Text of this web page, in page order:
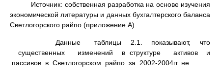
Источник: собственная разработка на основе изучения
экономической литературы и данных бухгалтерского баланса
Светлогорского райпо (приложение А).
Данные таблицы 2.1. показывают, что
существенных изменений в структуре активов и
пассивов в Светлогорском райпо за 2002-2004гг. не